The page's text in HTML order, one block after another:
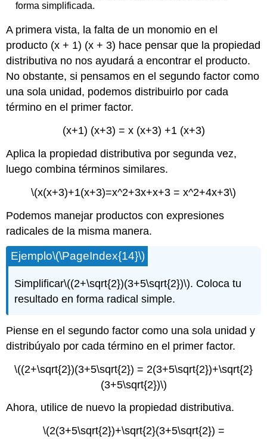
forma simplificada.
A primera vista, la falta de un monomio en el
producto (x + 1) (x + 3) hace pensar que la propiedad
distributiva no nos ayudará a encontrar el producto.
No obstante, si pensamos en el segundo factor como
una sola unidad, podemos distribuirlo por cada
término en el primer factor.
(x+1) (x+3) = x (x+3) +1 (x+3)
Aplica la propiedad distributiva por segunda vez,
luego combina términos similares.
\(x(x+3)+1(x+3)=x^2+3x+x+3 = x^2+4x+3\)
Podemos manejar productos con expresiones
radicales de la misma manera.
Ejemplo\(\PageIndex{14}\)
Simplificar\((2+\sqrt{2})(3+5\sqrt{2})\). Coloca tu
resultado en forma radical simple.
Piense en el segundo factor como una sola unidad y
distribúyalo por cada término en el primer factor.
\((2+\sqrt{2})(3+5\sqrt{2}) = 2(3+5\sqrt{2})+\sqrt{2}
(3+5\sqrt{2})\)
Ahora, utilice de nuevo la propiedad distributiva.
\(2(3+5\sqrt{2})+\sqrt{2}(3+5\sqrt{2}) =